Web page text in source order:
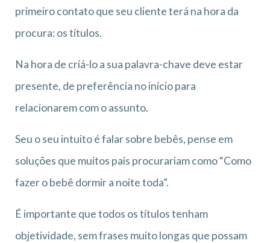
primeiro contato que seu cliente terá na hora da
procura: os títulos.
Na hora de criá-lo a sua palavra-chave deve estar
presente, de preferência no início para
relacionarem com o assunto.
Seu o seu intuito é falar sobre bebês, pense em
soluções que muitos pais procurariam como “Como
fazer o bebê dormir a noite toda”.
É importante que todos os títulos tenham
objetividade, sem frases muito longas que possam